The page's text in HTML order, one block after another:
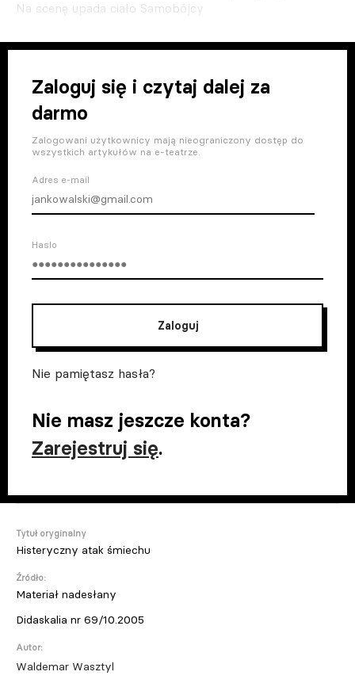
Na scenę upada ciało Samobójcy
Zaloguj się i czytaj dalej za
darmo
Zalogowani użytkownicy mają nieograniczony dostęp do
wszystkich artykułów na e-teatrze.
Adres e-mail
Haslo
Zaloguj
Nie pamiętasz hasła?
Nie masz jeszcze konta?
Zarejestruj się.
Tytuł oryginalny
Histeryczny atak śmiechu
Źródło:
Materiał nadesłany
Didaskalia nr 69/10.2005
Autor:
Waldemar Wasztyl